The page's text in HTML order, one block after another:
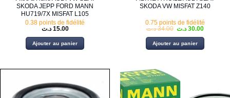
SKODA JEPP FORD MANN
HU719/7X MISFAT L105
0.38 points de fidélité
15.00 د.ت
Ajouter au panier
SKODA VW MISFAT Z140
0.75 points de fidélité
34.00 د.ت
Le
initial
était :
30.00 د.ت
Le
actuel
est :
Ajouter au panier